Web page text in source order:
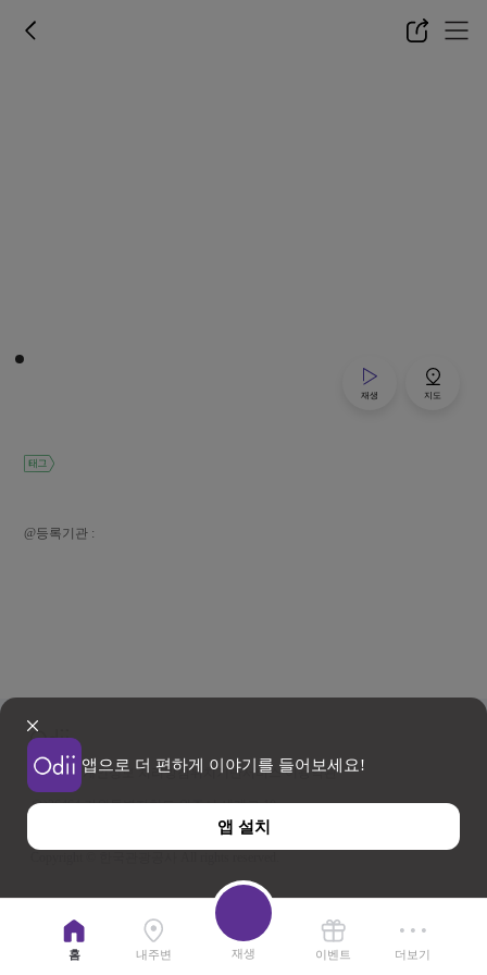
앱으로 더 편하게 이야기를 들어보세요!
앱 설치
재생 지도
태그
@등록기관 :
이용약관 개인정보 처리방침위치기반서비스 이용약관
우)26464 강원특별자치도 원주시 세계로 10
사업자등록번호 202-81-50707 TEL : 033-738-3000
홈 내주변 재생 이벤트 더보기